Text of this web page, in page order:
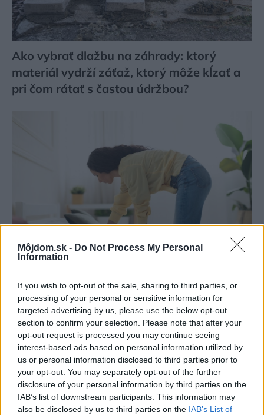
Môjdom.sk - Do Not Process My Personal
Information
If you wish to opt-out of the sale, sharing to third parties, or
processing of your personal or sensitive information for
targeted advertising by us, please use the below opt-out
section to confirm your selection. Please note that after your
opt-out request is processed you may continue seeing
interest-based ads based on personal information utilized by
us or personal information disclosed to third parties prior to
your opt-out. You may separately opt-out of the further
disclosure of your personal information by third parties on the
IAB’s list of downstream participants. This information may
also be disclosed by us to third parties on the IAB’s List of
Ako vybrať dlažbu na záhrady: ktorý
materiál vydrží záťaž, ktorý môže kĺzať a
pri čom rátať s častou údržbou?
Pridajte túto surovinu do prania, obliečky
budú hladšie a pevnejšie. Starý trik z
hotelov poznali už naše babičky